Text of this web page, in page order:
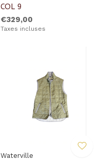
COL 9
€329,00
Taxes incluses
Waterville